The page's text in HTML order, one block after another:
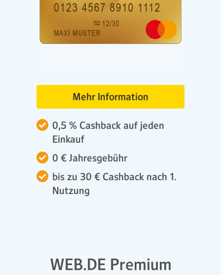
0,5 % Cashback auf jeden
Einkauf
0 € Jahresgebühr
bis zu 30 € Cashback nach 1.
Nutzung
Mehr Information
WEB.DE Premium